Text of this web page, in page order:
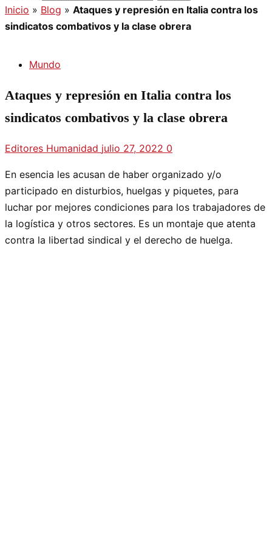
Inicio » Blog » Ataques y represión en Italia contra los
sindicatos combativos y la clase obrera
Mundo
Ataques y represión en Italia contra los
sindicatos combativos y la clase obrera
Editores Humanidad julio 27, 2022 0
En esencia les acusan de haber organizado y/o
participado en disturbios, huelgas y piquetes, para
luchar por mejores condiciones para los trabajadores de
la logística y otros sectores. Es un montaje que atenta
contra la libertad sindical y el derecho de huelga.